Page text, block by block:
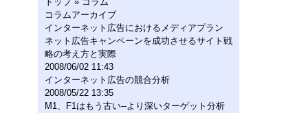
コラムアーカイブ
インターネット広告におけるメディアプラン
ネット広告キャンペーンを成功させるサイト戦
略の考え方と実際
2008/06/02 11:43
インターネット広告の競合分析
2008/05/22 13:35
M1、F1はもう古い--より深いターゲット分析